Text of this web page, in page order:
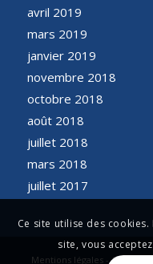
avril 2019
mars 2019
janvier 2019
novembre 2018
octobre 2018
août 2018
juillet 2018
mars 2018
juillet 2017
Mentions légales -
Ce site utilise des
site, vous